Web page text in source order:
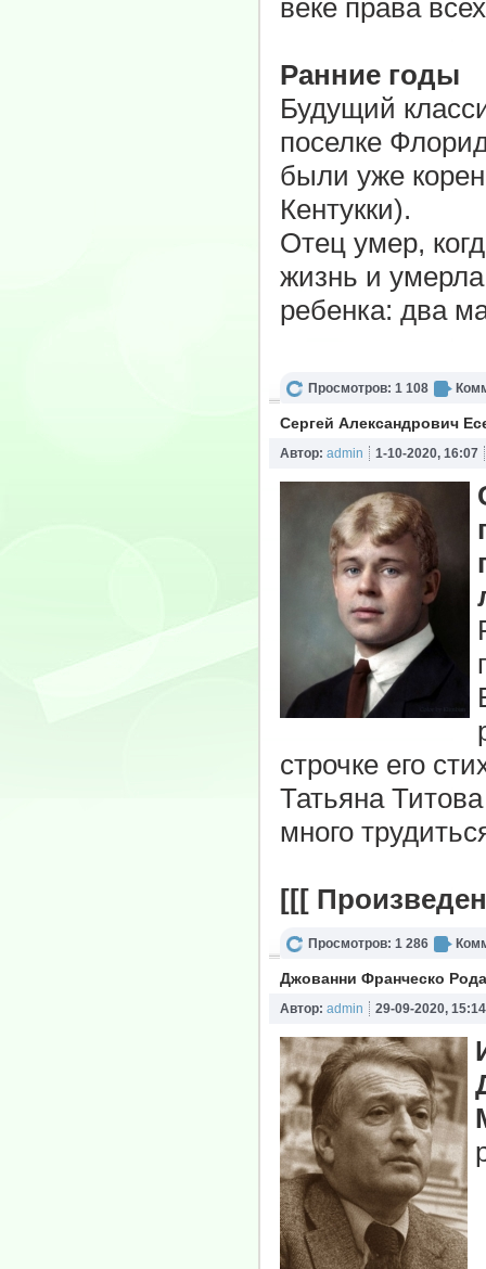
веке права
Ранние годы
Будущий
поселке
были уже
Кентукки).
Отец умер,
жизнь и
ребенка: два
Просмотров: 1 108
Сергей Александрович
Автор: admin 1-10-2020, 16:07
строчке его
Татьяна
много
[[[
Просмотров: 1 286
Джованни Франческо
Автор: admin 29-09-2020, 15:14